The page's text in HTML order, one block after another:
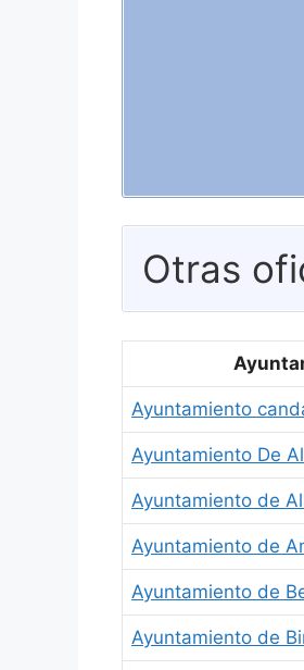
Otras
Ayuntamiento
Ayuntamiento De
Ayuntamiento de
Ayuntamiento de
Ayuntamiento de
Ayuntamiento de